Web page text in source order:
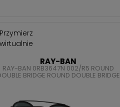
Przymierz
wirtualnie
RAY-BAN
RAY-BAN 0RB3647N 002/R5 ROUND
BRIDGE ROUND DOUBLE BRIDGE